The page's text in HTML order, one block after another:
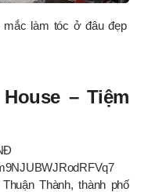
mắc làm tóc ở đâu đẹp
– Tiệm
Thành, thành phố